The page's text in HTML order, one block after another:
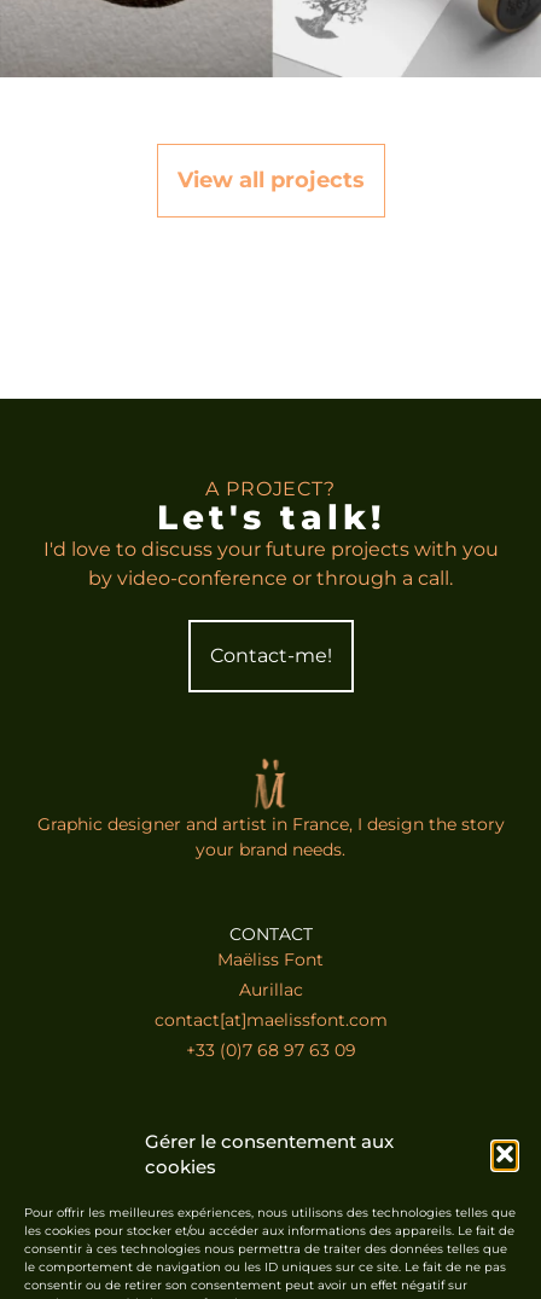
Gérer le consentement aux
cookies
Pour offrir les meilleures expériences, nous utilisons des technologies telles que
les cookies pour stocker et/ou accéder aux informations des appareils. Le fait de
consentir à ces technologies nous permettra de traiter des données telles que
le comportement de navigation ou les ID uniques sur ce site. Le fait de ne pas
consentir ou de retirer son consentement peut avoir un effet négatif sur
View all projects
A PROJECT?
Let's talk!
I'd love to discuss your future projects with you
by video-conference or through a call.
Contact-me!
Graphic designer and artist in France, I design the story
your brand needs.
CONTACT
Maëliss Font
Aurillac
contact[at]maelissfont.com
+33 (0)7 68 97 63 09
Portfolio
Shop